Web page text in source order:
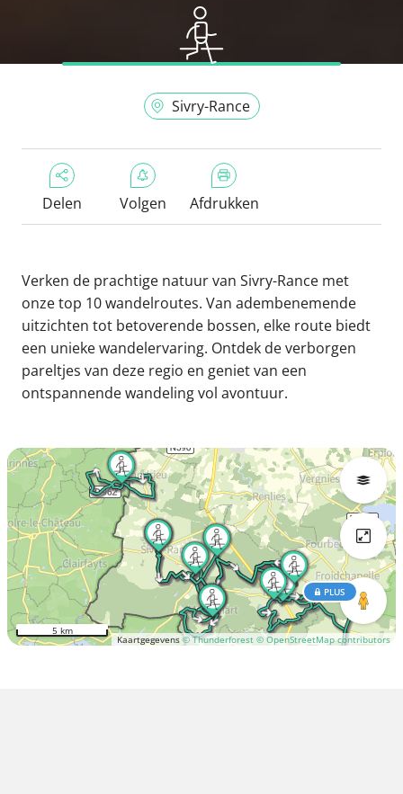
Sivry-Rance
Delen Volgen Afdrukken
Verken de prachtige natuur van Sivry-Rance met
onze top 10 wandelroutes. Van adembenemende
uitzichten tot betoverende bossen, elke route biedt
een unieke wandelervaring. Ontdek de verborgen
pareltjes van deze regio en geniet van een
ontspannende wandeling vol avontuur.
Kaartgegevens© Thunderforest © OpenStreetMap contributors
PLUS
5 km